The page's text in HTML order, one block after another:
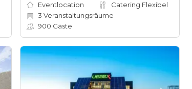
Eventlocation
Catering Flexibel
3 Veranstaltungsräume
900 Gäste